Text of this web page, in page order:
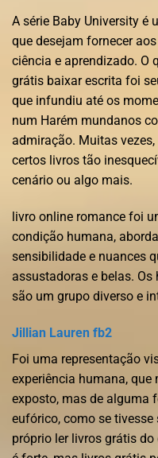
A série Baby University é
que desejam fornecer
ciência e aprendizado. O
grátis baixar escrita foi
que infundiu até os
num Harém mundanos
admiração. Muitas
certos livros tão
cenário ou algo mais.
livro online romance foi
condição humana,
sensibilidade e nuances
assustadoras e belas.
são um grupo diverso e
Jillian Lauren fb2
Foi uma representação
experiência humana, que
exposto, mas de alguma
eufórico, como se
próprio ler livros grátis